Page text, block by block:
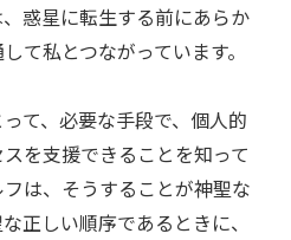
惑星に転生する前にあらか
て私とつながっています。
て、必要な手段で、個人的
を支援できることを知って
は、そうすることが神聖な
正しい順序であるときに、